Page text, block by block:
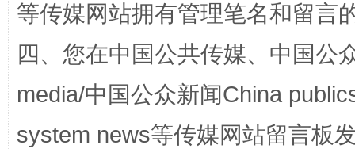
等传媒网站拥有管理笔名和留言
四、您在中国公共传媒、中国公
media/中国公众新闻China
system news等传媒网站留言板